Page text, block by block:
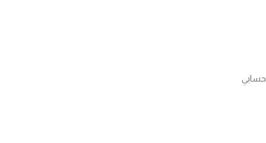
حسابي